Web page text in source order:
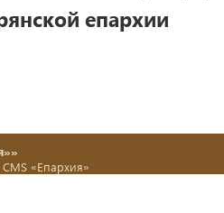
епархии
CMS «Епархия»